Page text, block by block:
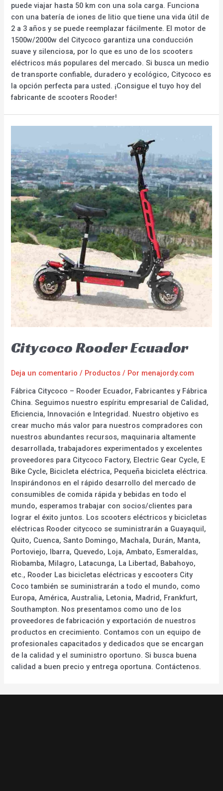
puede viajar hasta 50 km con una sola carga. Funciona
con una batería de iones de litio que tiene una vida útil de
2 a 3 años y se puede reemplazar fácilmente. El motor de
1500w/2000w del Citycoco garantiza una conducción
suave y silenciosa, por lo que es uno de los scooters
eléctricos más populares del mercado. Si busca un medio
de transporte confiable, duradero y ecológico, Citycoco es
la opción perfecta para usted. ¡Consigue el tuyo hoy del
fabricante de scooters Rooder!
Citycoco Rooder Ecuador
Deja un comentario / Productos / Por menajordy.com
Fábrica Citycoco – Rooder Ecuador, Fabricantes y Fábrica
China. Seguimos nuestro espíritu empresarial de Calidad,
Eficiencia, Innovación e Integridad. Nuestro objetivo es
crear mucho más valor para nuestros compradores con
nuestros abundantes recursos, maquinaria altamente
desarrollada, trabajadores experimentados y excelentes
proveedores para Citycoco Factory, Electric Gear Cycle, E
Bike Cycle, Bicicleta eléctrica, Pequeña bicicleta eléctrica.
Inspirándonos en el rápido desarrollo del mercado de
consumibles de comida rápida y bebidas en todo el
mundo, esperamos trabajar con socios/clientes para
lograr el éxito juntos. Los scooters eléctricos y bicicletas
eléctricas Rooder citycoco se suministrarán a Guayaquil,
Quito, Cuenca, Santo Domingo, Machala, Durán, Manta,
Portoviejo, Ibarra, Quevedo, Loja, Ambato, Esmeraldas,
Riobamba, Milagro, Latacunga, La Libertad, Babahoyo,
etc., Rooder Las bicicletas eléctricas y escooters City
Coco también se suministrarán a todo el mundo, como
Europa, América, Australia, Letonia, Madrid, Frankfurt,
Southampton. Nos presentamos como uno de los
proveedores de fabricación y exportación de nuestros
productos en crecimiento. Contamos con un equipo de
profesionales capacitados y dedicados que se encargan
de la calidad y el suministro oportuno. Si busca buena
calidad a buen precio y entrega oportuna. Contáctenos.